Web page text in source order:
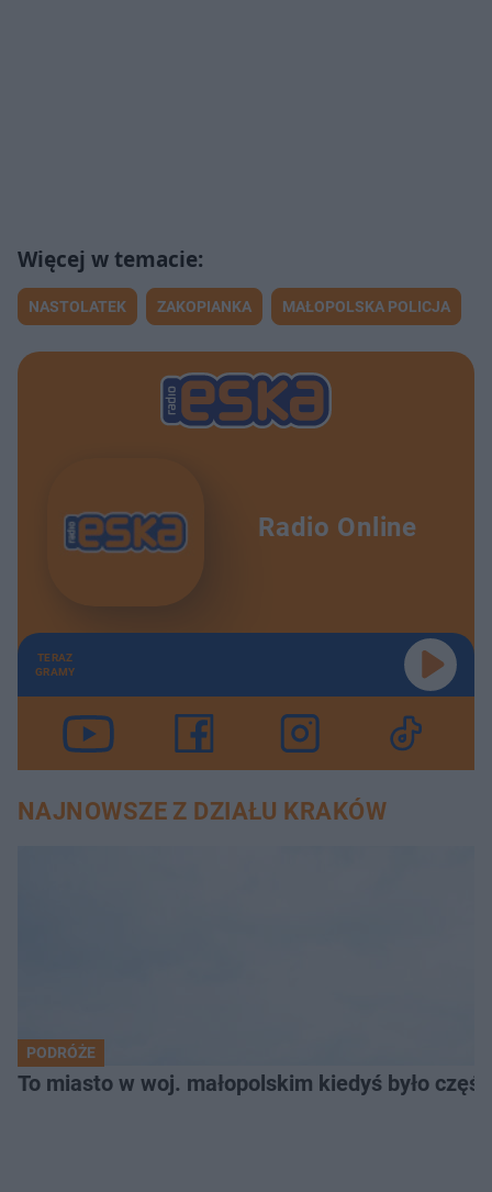
NASTOLATEK ZAKOPIANKA MAŁOPOLSKA POLICJA
Radio Online
TERAZ
GRAMY
NAJNOWSZE Z DZIAŁU KRAKÓW
PODRÓŻE
To miasto w woj. małopolskim kiedyś było